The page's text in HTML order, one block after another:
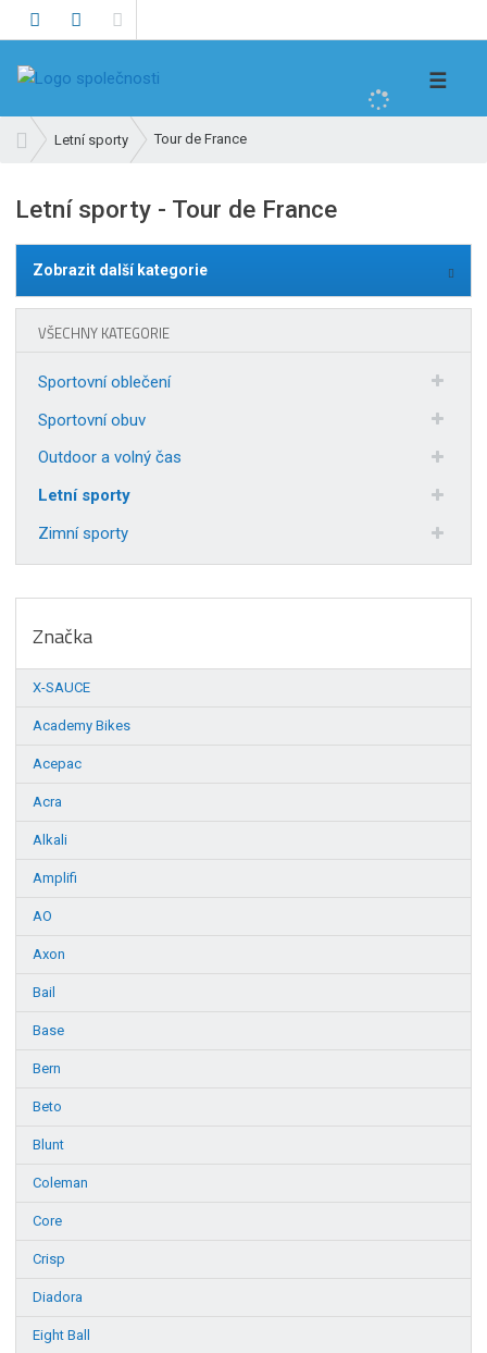
d
a
☰
v
d
t
Letní sporty Tour de France
Letní sporty - Tour de France
Zobrazit další kategorie
VŠECHNY KATEGORIE
Sportovní oblečení
Sportovní obuv
Outdoor a volný čas
Letní sporty
Zimní sporty
Značka
X-SAUCE
Academy Bikes
Acepac
Acra
Alkali
Amplifi
AO
Axon
Bail
Base
Bern
Beto
Blunt
Coleman
Core
Crisp
Diadora
Eight Ball